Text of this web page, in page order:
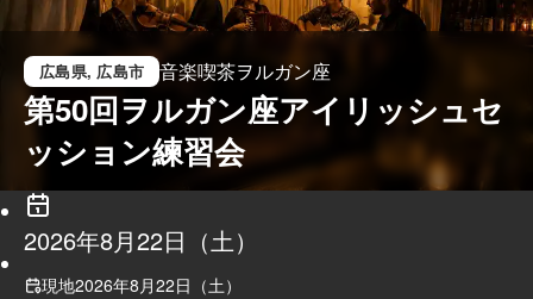
広島県, 広島市 音楽喫茶ヲルガン座
第50回ヲルガン座アイリッシュセ
ッション練習会
2026年8月22日（土）
現地2026年8月22日（土）